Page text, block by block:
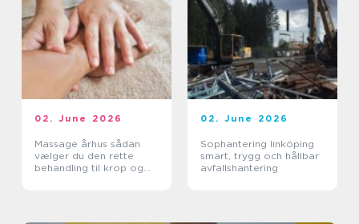
02. June 2026
Massage århus sådan
vælger du den rette
behandling til krop og
02. June 2026
Sophantering linköping
smart, trygg och hållbar
avfallshantering